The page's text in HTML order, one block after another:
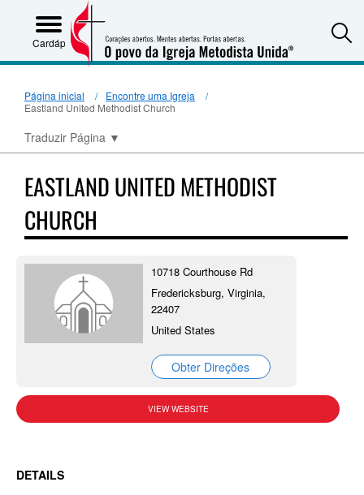
Cardápio
Página inicial
Encontre uma Igreja
Eastland United Methodist Church
Traduzir Página ▼
EASTLAND UNITED METHODIST
CHURCH
10718 Courthouse Rd
Fredericksburg, Virginia,
22407
United States
Obter Direções
VIEW WEBSITE
DETAILS